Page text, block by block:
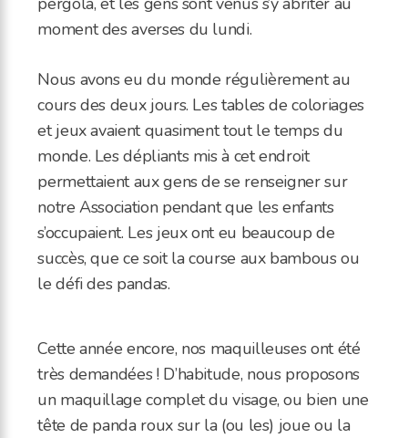
moment des averses du lundi.
Nous avons eu du monde régulièrement au
cours des deux jours. Les tables de coloriages
et jeux avaient quasiment tout le temps du
monde. Les dépliants mis à cet endroit
permettaient aux gens de se renseigner sur
notre Association pendant que les enfants
s’occupaient. Les jeux ont eu beaucoup de
succès, que ce soit la course aux bambous ou
le défi des pandas.
Cette année encore, nos maquilleuses ont été
très demandées ! D’habitude, nous proposons
un maquillage complet du visage, ou bien une
tête de panda roux sur la (ou les) joue ou la